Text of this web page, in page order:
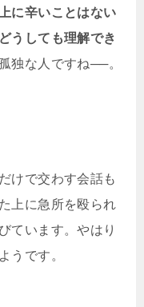
に辛いことはない
うしても理解でき
独な人ですね──。
けで交わす会話も
上に急所を殴られ
ています。やはり
うです。